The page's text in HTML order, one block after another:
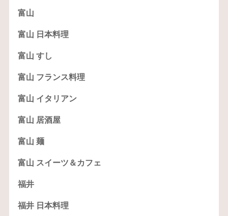
富山
富山 日本料理
富山 すし
富山 フランス料理
富山 イタリアン
富山 居酒屋
富山 麺
富山 スイーツ＆カフェ
福井
福井 日本料理